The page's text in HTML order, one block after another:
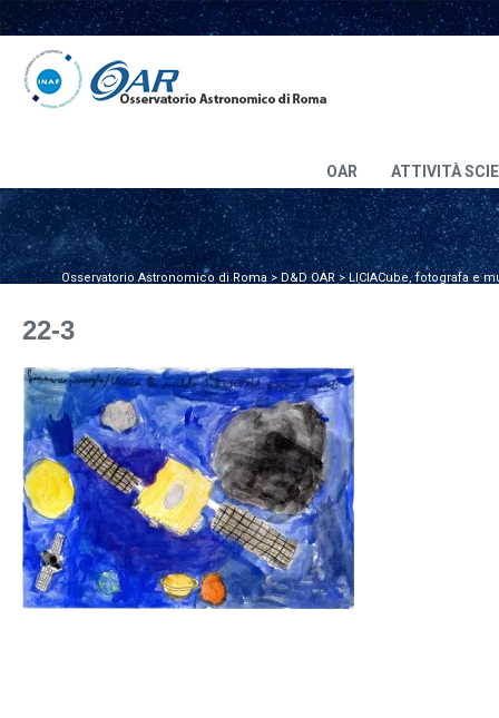
OAR ATTIVITÀ
Osservatorio Astronomico di Roma>D&D OAR>LICIACube, fotografa e
22-3